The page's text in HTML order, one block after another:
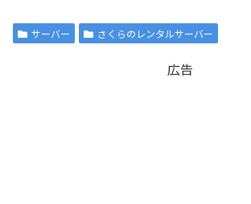
サーバー さくらのレンタルサーバー
広告